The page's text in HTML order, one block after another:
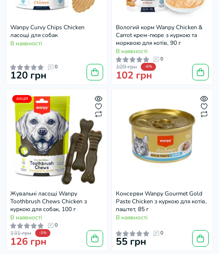
Wanpy Curvy Chips Chicken
ласощі для собак
В наявності
0
120 грн
Вологий корм Wanpy Chicken &
Carrot крем-пюре з куркою та
морквою для котів, 90 г
В наявності
0
109 грн -6%
102 грн
АКЦІЯ
Жувальні ласощі Wanpy
Toothbrush Chews Chicken з
куркою для собак, 100 г
В наявності
0
131 грн -3%
126 грн
Консерви Wanpy Gourmet Gold
Paste Chicken з куркою для котів,
паштет, 85 г
В наявності
0
55 грн